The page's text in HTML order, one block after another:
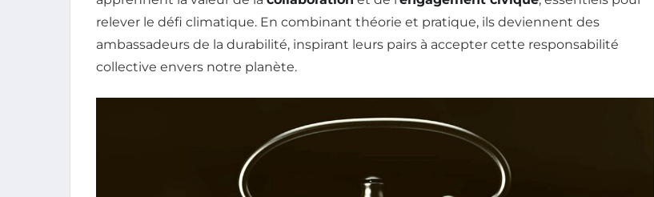
relever le défi climatique. En combinant théorie et pratique, ils deviennent des
ambassadeurs de la durabilité, inspirant leurs pairs à accepter cette responsabilité
collective envers notre planète.